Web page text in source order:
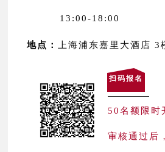
13:00-18:00
地点： 上海浦东嘉里大酒店 3
扫码报名
50名额限时
审核通过后